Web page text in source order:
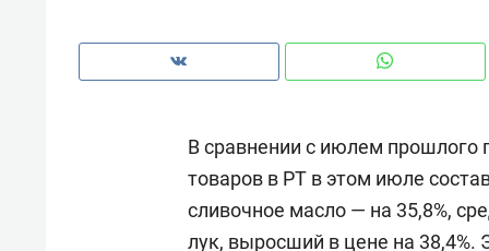
В сравнении с июлем прошлого
товаров в РТ в этом июле
сливочное масло — на 35,8%,
лук, выросший в цене на 38,4%.
Рекомендуем
Как ГК «МИР ГРУПП» и ВТБ
создают оазис жилого
комфорта под Казанью
150
ID